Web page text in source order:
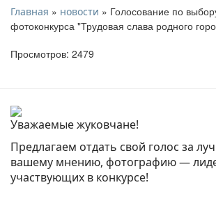
Главная » новости » Голосование по
фотоконкурса "Трудовая слава родного
Просмотров: 2479
Уважаемые жуковчане!
Предлагаем отдать свой голос за
вашему мнению, фотографию —
участвующих в конкурсе!